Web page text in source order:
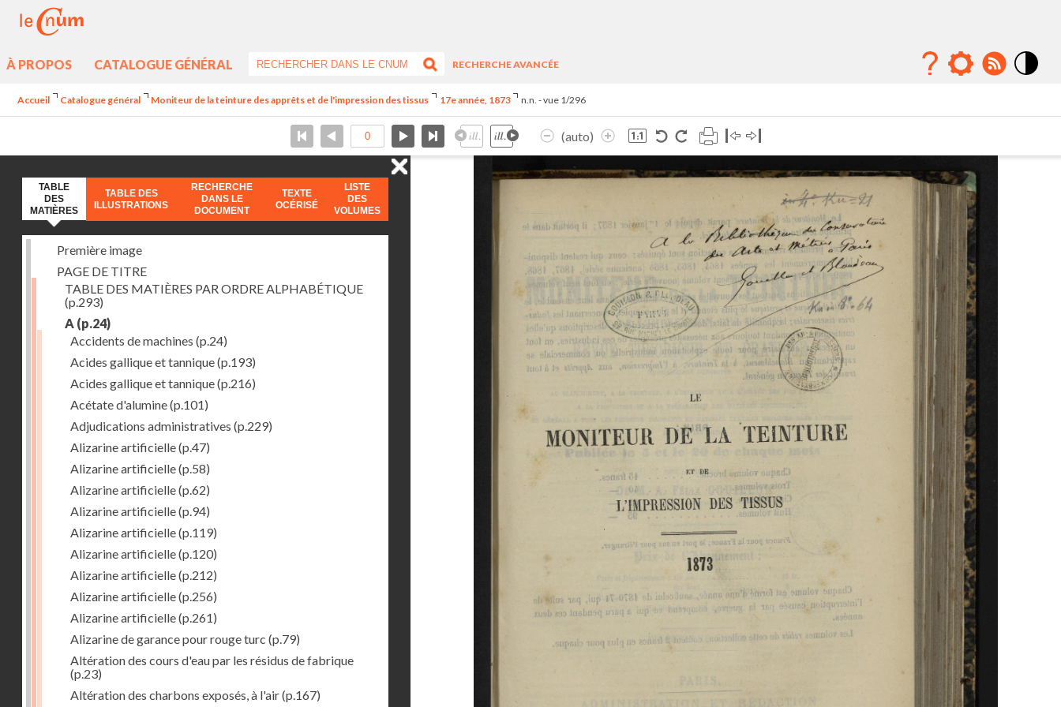
À PROPOS CATALOGUE GÉNÉRAL
RECHERCHE AVANCÉE
Accueil Catalogue général Moniteur de la teinture des apprêts et de l'impression des tissus 17e année, 1873 n.n. - vue 1/296
(auto)
TABLE
DES
MATIÈRES
TABLE DES
ILLUSTRATIONS
RECHERCHE
DANS LE
DOCUMENT
TEXTE
OCÉRISÉ
LISTE
DES
VOLUMES
Première image
PAGE DE TITRE
TABLE DES MATIÈRES PAR ORDRE ALPHABÉTIQUE
(p.293)
A (p.24)
Accidents de machines (p.24)
Acides gallique et tannique(p.193)
Acides gallique et tannique(p.216)
Acétate d'alumine(p.101)
Adjudications administratives (p.229)
Alizarine artificielle(p.47)
Alizarine artificielle(p.58)
Alizarine artificielle(p.62)
Alizarine artificielle(p.94)
Alizarine artificielle(p.119)
Alizarine artificielle(p.120)
Alizarine artificielle(p.212)
Alizarine artificielle(p.256)
Alizarine artificielle(p.261)
Alizarine de garance pour rouge turc (p.79)
Altération des cours d'eau par les résidus de fabrique
(p.23)
Altération des charbons exposés, à l'air(p.167)